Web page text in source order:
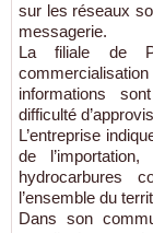
sur les réseaux
messagerie.
La filiale de
informations
difficulté
L’entreprise
de
hydrocarbures
l’ensemble du
Dans son